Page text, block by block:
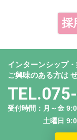
採
インターンシップ
ご興味のある方は
受付時間：月～金
土曜日 9:00